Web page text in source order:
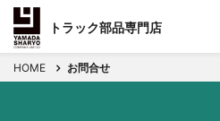
トラック部品専門店
HOME お問合せ